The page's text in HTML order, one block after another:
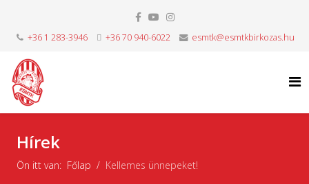
+36 1 283-3946 +36 70 940-6022 esmtk@esmtkbirkozas.hu
Hírek
Ön itt van: Főlap Kellemes ünnepeket!